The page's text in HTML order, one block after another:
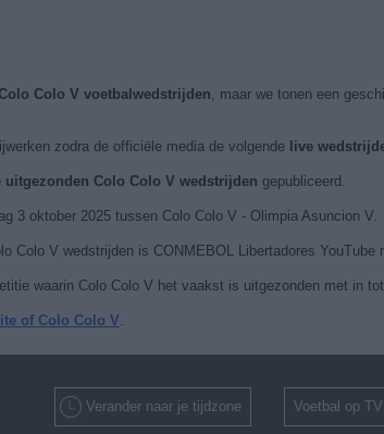
Colo V voetbalwedstrijden, maar we tonen een
zodra de officiële media de volgende live
uitgezonden Colo Colo V wedstrijden gepubliceerd.
3 oktober 2025 tussen Colo Colo V - Olimpia Asuncion V.
Colo V wedstrijden is CONMEBOL Libertadores YouTube
waarin Colo Colo V het vaakst is uitgezonden met in
of Colo Colo V.
Verander naar je tijdzone Voetbal op